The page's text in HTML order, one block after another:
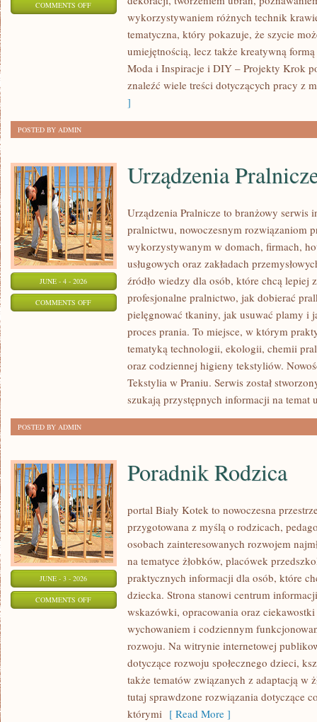
COMMENTS OFFON
POCZĄTKUJĄCYCH
wykorzystywaniem różnych technik
tematyczna, który pokazuje, że szycie
umiejętnością, lecz także kreatywną
Moda i Inspiracje i DIY – Projekty Krok
znaleźć wiele treści dotyczących pracy z
]
POSTED BY ADMIN
JUNE - 4 - 2026
COMMENTS OFFON
URZĄDZENIA
PRALNICZE
Urządzenia
Urządzenia Pralnicze to branżowy serwis
pralnictwu, nowoczesnym rozwiązaniom
wykorzystywanym w domach, firmach,
usługowych oraz zakładach
źródło wiedzy dla osób, które chcą lepiej
profesjonalne pralnictwo, jak dobierać
pielęgnować tkaniny, jak usuwać plamy i
proces prania. To miejsce, w którym
tematyką technologii, ekologii, chemii
oraz codziennej higieny tekstyliów.
Tekstylia w Praniu. Serwis został
szukają przystępnych informacji na temat
POSTED BY ADMIN
JUNE - 3 - 2026
COMMENTS OFFON
Poradnik Rodzica
portal Biały Kotek to nowoczesna
przygotowana z myślą o rodzicach,
osobach zainteresowanych rozwojem
na tematyce żłobków, placówek
praktycznych informacji dla osób, które
dziecka. Strona stanowi centrum
wskazówki, opracowania oraz
wychowaniem i codziennym
rozwoju. Na witrynie internetowej
dotyczące rozwoju społecznego dzieci,
także tematów związanych z adaptacją w
tutaj sprawdzone rozwiązania dotyczące
którymi [ Read More ]